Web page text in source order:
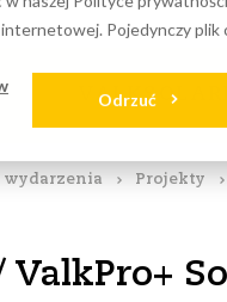
Pojedynczy
Odrzuć
Instalatorzy
wydarzenia Projekty
ValkPro+